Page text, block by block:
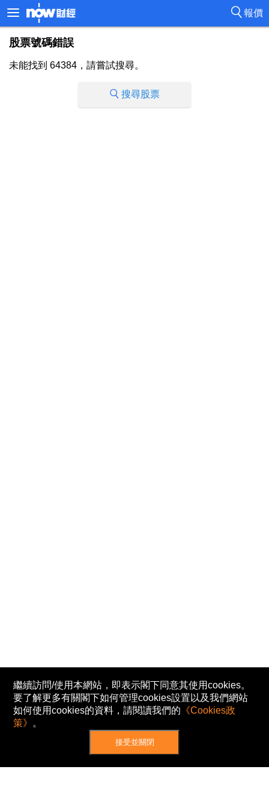
報價
股票號碼錯誤
未能找到 64384，請嘗試搜尋。
搜尋股票
繼續訪問/使用本網站，即表示閣下同意其使用cookies。
要了解更多有關閣下如何管理cookies設置以及我們網站
如何使用cookies的資料，請閱讀我們的 《Cookies政
策》 。
接受並關閉